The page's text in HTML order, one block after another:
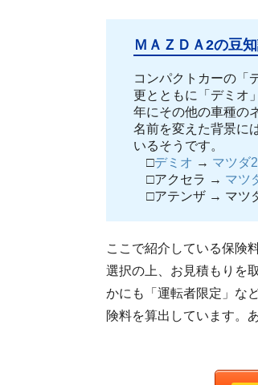
ＭＡＺＤＡ2の豆
コンパクトカーの「
更とともに「デミオ
年にその他の車種の
名前を変えた背景に
いるそうです。
□デミオ → マツダ2
□アクセラ → マツ
□アテンザ → マツ
ここで紹介している保険
選択の上、お見積もりを
かにも「運転者限定」な
険料を算出しています。